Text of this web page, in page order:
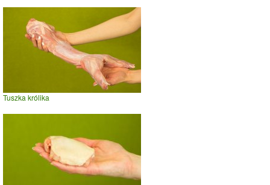
Tuszka królika